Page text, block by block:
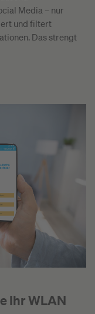
Media – nur
und filtert
Das strengt
Ihr WLAN